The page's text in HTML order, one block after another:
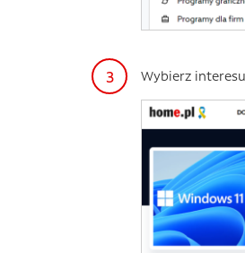
Wybierz